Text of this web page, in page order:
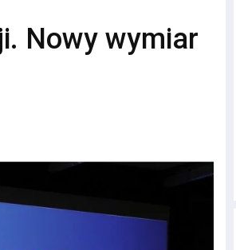
Nowy wymiar